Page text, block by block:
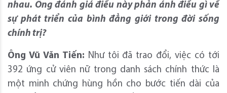
nhau. Ông đánh giá điều này phản ánh điều gì về
sự phát triển của bình đẳng giới trong đời sống
chính trị?
Ông Vũ Văn Tiến: Như tôi đã trao đổi, việc có tới
392 ứng cử viên nữ trong danh sách chính thức là
một minh chứng hùng hồn cho bước tiến dài của